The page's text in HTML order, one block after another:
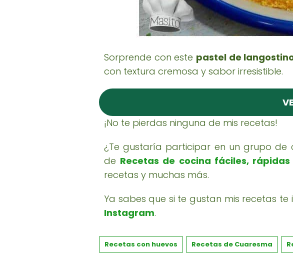
Sorprende con este pastel de
con textura cremosa y sabor irresistible.
¡No te pierdas ninguna de mis recetas!
¿Te gustaría participar en un grupo
de Recetas de cocina fáciles,
recetas y muchas más.
Ya sabes que si te gustan mis recetas te
Instagram.
Recetas con huevos Recetas de Cuaresma